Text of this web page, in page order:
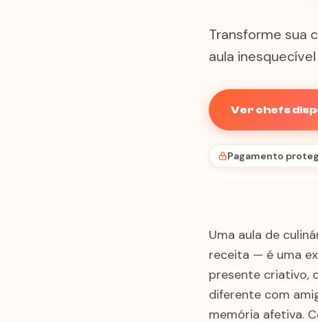
Transforme sua
aula
Ver chefs
Pagamento
Uma aula de
receita — é uma
presente criativo,
diferente com
memória afetiva.